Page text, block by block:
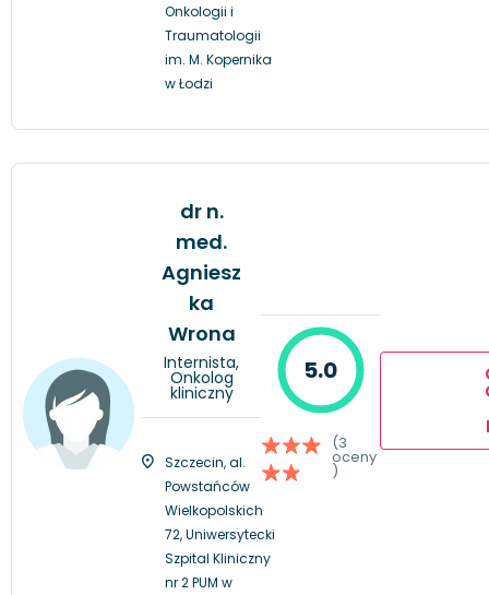
Onkologii i
Traumatologii
im. M. Kopernika
w Łodzi
dr n.
med.
Agniesz
ka
Wrona
Internista,
Onkolog
kliniczny
Szczecin, al.
Powstańców
Wielkopolskich
72, Uniwersytecki
Szpital Kliniczny
nr 2 PUM w
5.0
(3
oceny
)